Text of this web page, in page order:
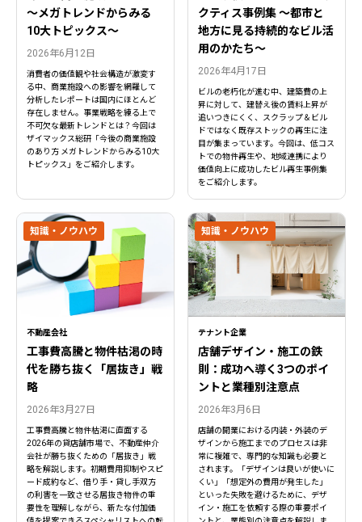
〜メガトレンドからみる
10大トピックス〜
2026年6月12日
消費者の価値観や社会構造が激変す
る中、商業施設への影響を網羅して
分析したレポートは国内にほとんど
存在しません。事業戦略を練る上で
不可欠な最新トレンドとは？今回は
ザイマックス総研「今後の商業施設
のあり方 メガトレンドからみる10大
トピックス」をご紹介します。
クティス事例集 ～都市と
地方に見る持続的なビル活
用のかたち～
2026年4月17日
ビルの老朽化が進む中、建築費の上
昇に対して、建替え後の賃料上昇が
追いつきにくく、スクラップ＆ビル
ドではなく既存ストックの再生に注
目が集まっています。今回は、低コス
トでの物件再生や、地域連携により
価値向上に成功したビル再生事例集
をご紹介します。
不動産会社
工事費高騰と物件枯渇の時
代を勝ち抜く「居抜き」戦
略
2026年3月27日
工事費高騰と物件枯渇に直面する
2026年の貸店舗市場で、不動産仲介
会社が勝ち抜くための「居抜き」戦
略を解説します。初期費用抑制やスピ
ード成約など、借り手・貸し手双方
の利害を一致させる居抜き物件の重
要性を理解しながら、新たな付加価
知識・ノウハウ
テナント企業
店舗デザイン・施工の鉄
則：成功へ導く3つのポイ
ントと業種別注意点
2026年3月6日
店舗の開業における内装・外装のデ
ザインから施工までのプロセスは非
常に複雑で、専門的な知識も必要と
されます。「デザインは良いが使いに
くい」「想定外の費用が発生した」
といった失敗を避けるために、デザ
イン・施工を依頼する際の重要ポイ
知識・ノウハウ